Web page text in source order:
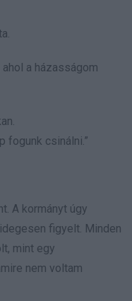
a házasságom
fogunk csinálni.”
A kormányt úgy
figyelt. Minden
mint egy
nem voltam